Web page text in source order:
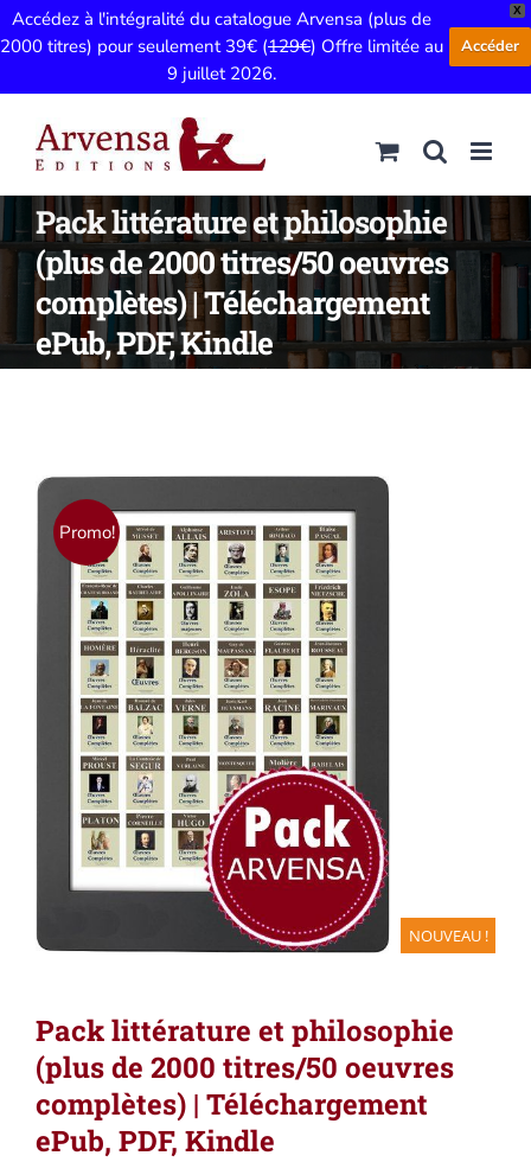
X
Accédez à l'intégralité du catalogue Arvensa (plus de
2000 titres) pour seulement 39€ (129€) Offre limitée au
9 juillet 2026.
Accéder
contenu
Pack littérature et philosophie
(plus de 2000 titres/50 oeuvres
complètes) | Téléchargement
ePub, PDF, Kindle
Promo!
NOUVEAU !
Pack littérature et philosophie
(plus de 2000 titres/50 oeuvres
complètes) | Téléchargement
ePub, PDF, Kindle